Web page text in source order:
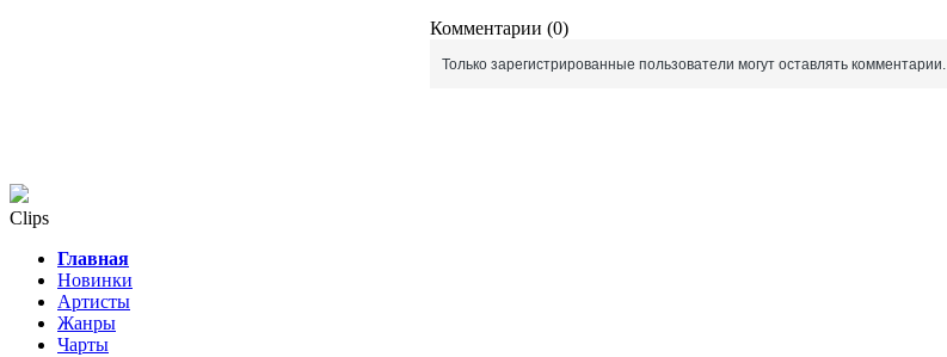
Комментарии (0)
Только зарегистрированные пользователи могут оставлять комментарии.
Clips
Главная
Новинки
Артисты
Жанры
Чарты